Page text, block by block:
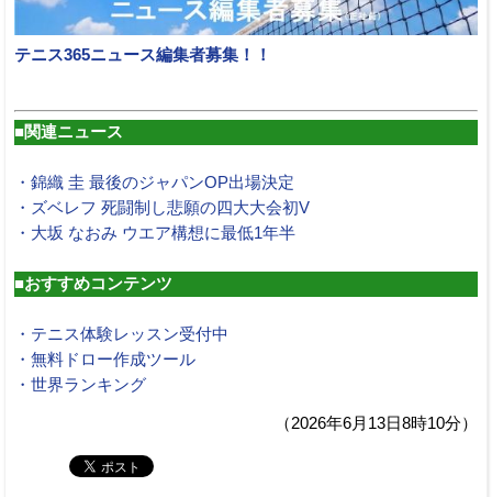
テニス365ニュース編集者募集！！
■関連ニュース
・錦織 圭 最後のジャパンOP出場決定
・ズベレフ 死闘制し悲願の四大大会初V
・大坂 なおみ ウエア構想に最低1年半
■おすすめコンテンツ
・テニス体験レッスン受付中
・無料ドロー作成ツール
・世界ランキング
（2026年6月13日8時10分）